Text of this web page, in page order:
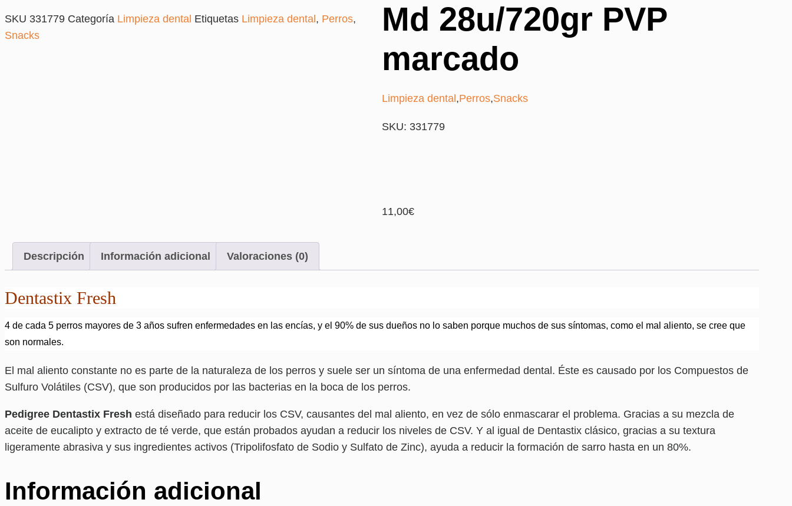
SKU 331779 Categoría Limpieza dental Etiquetas Limpieza dental , Perros,
Snacks
Md 28u/720gr PVP
marcado
Limpieza dental ,Perros,Snacks
SKU: 331779
11,00€
Descripción Información adicional Valoraciones (0)
Dentastix Fresh
4 de cada 5 perros mayores de 3 años sufren enfermedades en las encías, y el 90% de sus dueños no lo saben porque muchos de sus síntomas, como el mal aliento, se cree que
son normales.
El mal aliento constante no es parte de la naturaleza de los perros y suele ser un síntoma de una enfermedad dental. Éste es causado por los Compuestos de
Sulfuro Volátiles (CSV), que son producidos por las bacterias en la boca de los perros.
Pedigree Dentastix Fresh está diseñado para reducir los CSV, causantes del mal aliento, en vez de sólo enmascarar el problema. Gracias a su mezcla de
aceite de eucalipto y extracto de té verde, que están probados ayudan a reducir los niveles de CSV. Y al igual de Dentastix clásico, gracias a su textura
ligeramente abrasiva y sus ingredientes activos (Tripolifosfato de Sodio y Sulfato de Zinc), ayuda a reducir la formación de sarro hasta en un 80%.
Información adicional